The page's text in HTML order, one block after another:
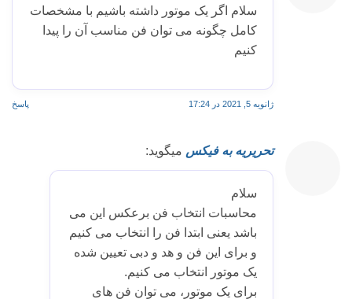
سلام اگر یک موتور داشته باشیم با مشخصات
کامل چگونه می توان فن مناسب آن را پیدا
کنیم
ژانویه 5, 2021 در 17:24 پاسخ
تحریریه به فیکس میگوید:
سلام
محاسبات انتخاب فن برعکس این می
باشد یعنی ابتدا فن را انتخاب می کنیم
و برای این فن و هد و دبی تعیین شده
یک موتور انتخاب می کنیم.
برای یک موتور، می توان فن های